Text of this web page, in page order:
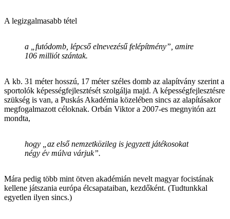
A legizgalmasabb tétel
a „futódomb, lépcső elnevezésű felépítmény”, amire
106 milliót szántak.
A kb. 31 méter hosszú, 17 méter széles domb az alapítvány szerint a
sportolók képességfejlesztését szolgálja majd. A képességfejlesztésre
szükség is van, a Puskás Akadémia közelében sincs az alapításakor
megfogalmazott céloknak. Orbán Viktor a 2007-es megnyitón azt
mondta,
hogy „az első nemzetközileg is jegyzett játékosokat
négy év múlva várjuk”.
Mára pedig több mint ötven akadémián nevelt magyar focistának
kellene játszania európa élcsapataiban, kezdőként. (Tudtunkkal
egyetlen ilyen sincs.)